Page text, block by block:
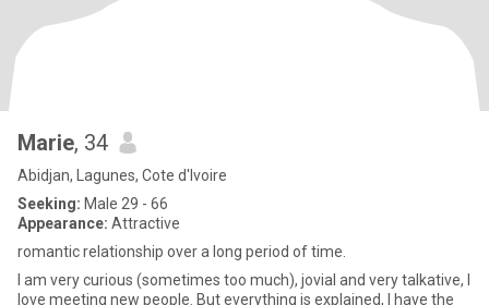
Marie, 34
Abidjan, Lagunes, Cote d'Ivoire
Seeking: Male 29 - 66
Appearance: Attractive
romantic relationship over a long period of time.
I am very curious (sometimes too much), jovial and very talkative, I
love meeting new people. But everything is explained, I have the